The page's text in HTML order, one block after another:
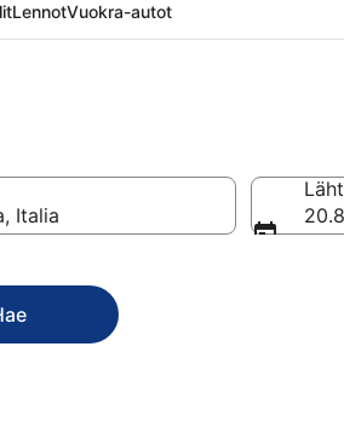
LennotVuokra-autot
Italia